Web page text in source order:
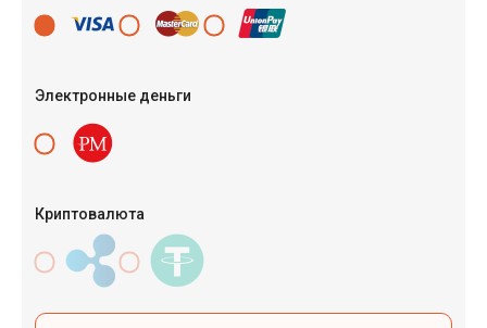
Электронные деньги
Криптовалюта